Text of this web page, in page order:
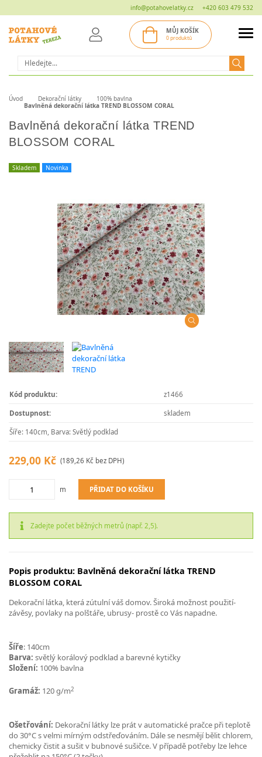
info@potahovelatky.cz +420 603 479 532
Hledat
MŮJ KOŠÍK
0 produktů
Úvod Dekorační látky
100% bavlna
Bavlněná dekorační látka TREND BLOSSOM CORAL
Bavlněná dekorační látka TREND
BLOSSOM CORAL
Skladem Novinka
Kód produktu: z1466
Dostupnost: skladem
Šíře: 140cm, Barva: Světlý podklad
229,00 Kč (189,26 Kč bez DPH)
m PŘIDAT DO KOŠÍKU
Zadejte počet běžných metrů (např. 2,5).
Popis produktu: Bavlněná dekorační látka TREND
BLOSSOM CORAL
Dekorační látka, která zútulní váš domov. Široká možnost použití-
závěsy, povlaky na polštáře, ubrusy- prostě co Vás napadne.
Šíře: 140cm
Barva: světlý korálový podklad a barevné kytičky
Složení: 100% bavlna
Gramáž: 120 g/m2
Ošetřování: Dekorační látky lze prát v automatické pračce při teplotě
do 30°C s velmi mírným odstřeďováním. Dále se nesmějí bělit chlorem,
chemicky čistit a sušit v bubnové sušičce. V případě potřeby lze lehce